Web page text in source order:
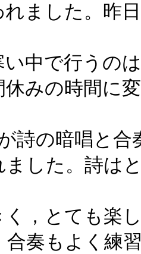
ました。昨
中で行うの
休みの時間に
詩の暗唱と合
ました。詩は
く，とても楽
合奏もよく練